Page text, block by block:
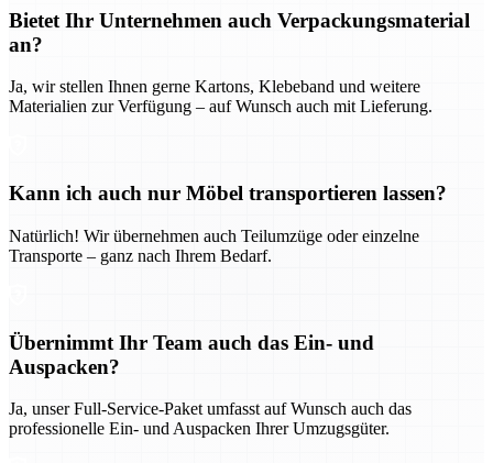
Bietet Ihr Unternehmen auch Verpackungsmaterial
an?
Ja, wir stellen Ihnen gerne Kartons, Klebeband und weitere
Materialien zur Verfügung – auf Wunsch auch mit Lieferung.
Kann ich auch nur Möbel transportieren lassen?
Natürlich! Wir übernehmen auch Teilumzüge oder einzelne
Transporte – ganz nach Ihrem Bedarf.
Übernimmt Ihr Team auch das Ein- und
Auspacken?
Ja, unser Full-Service-Paket umfasst auf Wunsch auch das
professionelle Ein- und Auspacken Ihrer Umzugsgüter.